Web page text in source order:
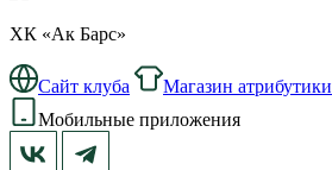
ХК «Ак Барс»
Сайт клуба Магазин атрибутики
Мобильные приложения